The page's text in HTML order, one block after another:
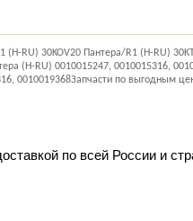
RU) 30KOV20 Пантера/R1 (H-RU)
(H-RU) 0010015247, 0010015316,
0010019368Запчасти по выгодным
по всей России и